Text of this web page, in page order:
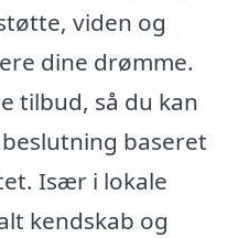
viden og
dine drømme.
tilbud, så du kan
baseret
Især i lokale
kendskab og